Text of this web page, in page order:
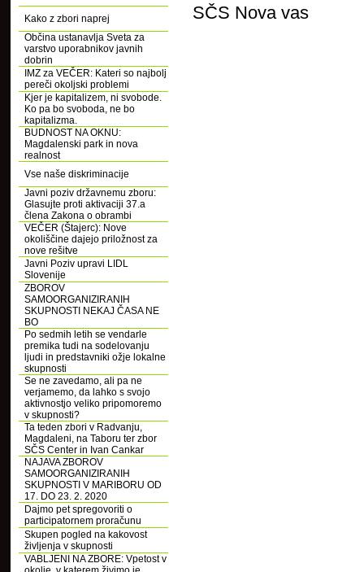
Kako z zbori naprej
Občina ustanavlja Sveta za
varstvo uporabnikov javnih
dobrin
IMZ za VEČER: Kateri so najbolj
pereči okoljski problemi
Kjer je kapitalizem, ni svobode.
Ko pa bo svoboda, ne bo
kapitalizma.
BUDNOST NA OKNU:
Magdalenski park in nova
realnost
Vse naše diskriminacije
Javni poziv državnemu zboru:
Glasujte proti aktivaciji 37.a
člena Zakona o obrambi
VEČER (Štajerc): Nove
okoliščine dajejo priložnost za
nove rešitve
Javni Poziv upravi LIDL
Slovenije
ZBOROV
SAMOORGANIZIRANIH
SKUPNOSTI NEKAJ ČASA NE
BO
Po sedmih letih se vendarle
premika tudi na sodelovanju
ljudi in predstavniki ožje lokalne
skupnosti
Se ne zavedamo, ali pa ne
verjamemo, da lahko s svojo
aktivnostjo veliko pripomoremo
v skupnosti?
Ta teden zbori v Radvanju,
Magdaleni, na Taboru ter zbor
SČS Center in Ivan Cankar
NAJAVA ZBOROV
SAMOORGANIZIRANIH
SKUPNOSTI V MARIBORU OD
17. DO 23. 2. 2020
Dajmo pet spregovoriti o
participatornem proračunu
Skupen pogled na kakovost
življenja v skupnosti
VABLJENI NA ZBORE: Vpetost v
SČS Nova vas